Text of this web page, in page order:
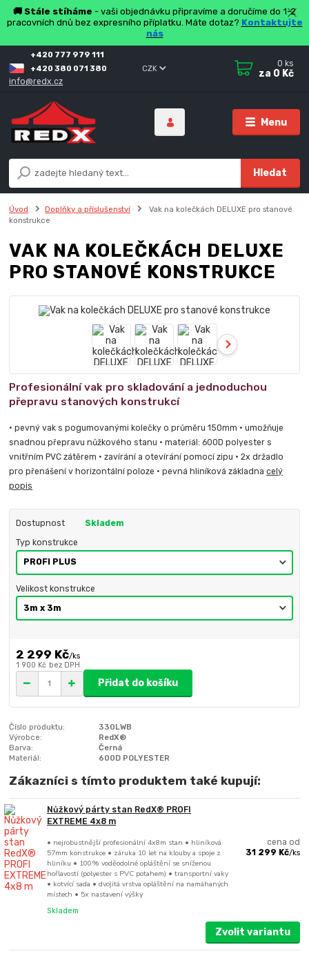
🚚 Stále stíháme - vaši objednávku připravíme a doručíme do 1-2
pracovních dnů bez expresního příplatku. Máte dotaz? Kontaktujte
nás
Menu
CZK
Hledat
+420 777 979 111
+420 380 071 380
info@redx.cz
0 ks
za 0 Kč
Úvod Doplňky a příslušenství
Vak na kolečkách DELUXE pro stanové
konstrukce
VAK NA KOLEČKÁCH DELUXE
PRO STANOVÉ KONSTRUKCE
Profesionální vak pro skladování a jednoduchou
přepravu stanových konstrukcí
• pevný vak s pogumovanými kolečky o průměru 150mm • umožňuje
snadnou přepravu nůžkového stanu • materiál: 600D polyester s
vnitřním PVC zátěrem • zavírání a otevírání pomocí zipu • 2x držadlo
pro přenášení v horizontální poloze • pevná hliníková základnacelý
popis
Dostupnost Skladem
Typ konstrukce
Velikost konstrukce
2 299 Kč/ks
1 900 Kč bez DPH
Přidat do košíku
Číslo produktu:
330LWB
Výrobce:
RedX®
Barva:
Černá
Materiál:
600D POLYESTER
Zákazníci s tímto produktem také kupují:
Nůžkový párty stan RedX® PROFI
EXTREME 4x8 m
• nejrobustnější profesionální 4x8m stan • hliníková
57mm konstrukce • záruka 10 let na klouby a spoje z
hliníku • 100% voděodolné opláštění se sníženou
hořlavostí (polyester s PVC potahem) • transportní vaky
• kotvící sada • dvojitá vrstva opláštění na namáhaných
místech • 5x nastavení výšky
cena od
31 299 Kč/ks
Skladem
Zvolit variantu